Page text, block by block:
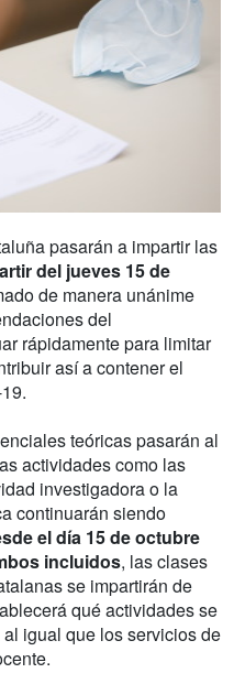
pasarán a impartir las
del jueves 15 de
de manera unánime
del
rápidamente para limitar
así a contener el
teóricas pasarán al
actividades como las
investigadora o la
continuarán siendo
el día 15 de octubre
incluidos, las clases
se impartirán de
qué actividades se
igual que los servicios de